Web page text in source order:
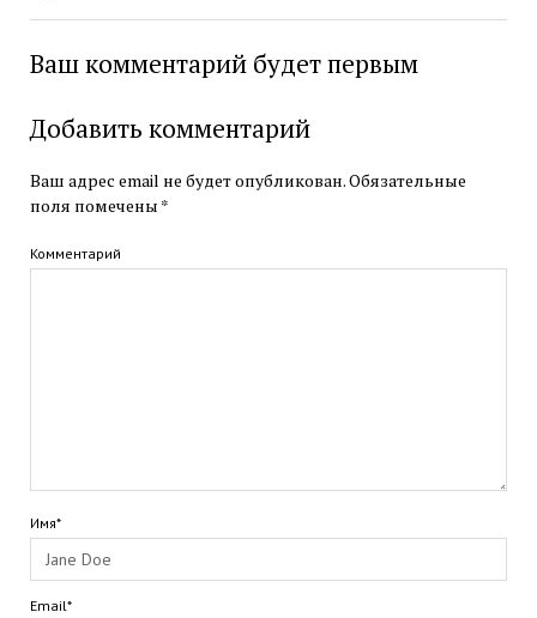
Ваш комментарий будет первым
Добавить комментарий
Ваш адрес email не будет опубликован.Обязательные
поля помечены *
Комментарий
Имя*
Email*